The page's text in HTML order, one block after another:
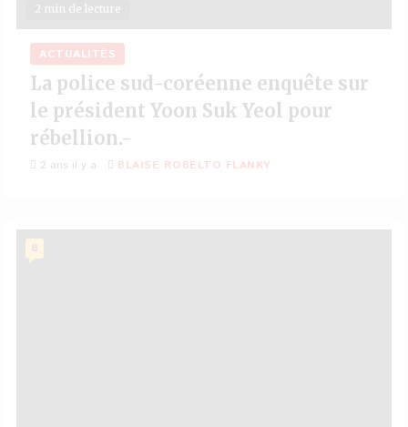
2 min de lecture
ACTUALITÉS
La police sud-coréenne enquête sur
le président Yoon Suk Yeol pour
rébellion.-
2 ans il y a BLAISE ROBELTO FLANKY
8